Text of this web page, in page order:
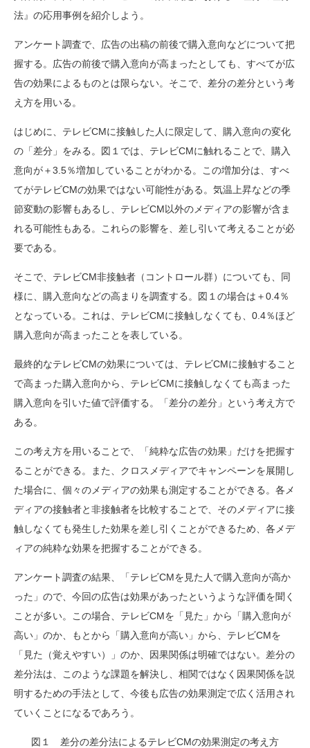
法』の応用事例を紹介しよう。
アンケート調査で、広告の出稿の前後で購入意向などについて把
握する。広告の前後で購入意向が高まったとしても、すべてが広
告の効果によるものとは限らない。そこで、差分の差分という考
え方を用いる。
はじめに、テレビCMに接触した人に限定して、購入意向の変化
の「差分」をみる。図１では、テレビCMに触れることで、購入
意向が＋3.5％増加していることがわかる。この増加分は、すべ
てがテレビCMの効果ではない可能性がある。気温上昇などの季
節変動の影響もあるし、テレビCM以外のメディアの影響が含ま
れる可能性もある。これらの影響を、差し引いて考えることが必
要である。
そこで、テレビCM非接触者（コントロール群）についても、同
様に、購入意向などの高まりを調査する。図１の場合は＋0.4％
となっている。これは、テレビCMに接触しなくても、0.4％ほど
購入意向が高まったことを表している。
最終的なテレビCMの効果については、テレビCMに接触すること
で高まった購入意向から、テレビCMに接触しなくても高まった
購入意向を引いた値で評価する。「差分の差分」という考え方で
ある。
この考え方を用いることで、「純粋な広告の効果」だけを把握す
ることができる。また、クロスメディアでキャンペーンを展開し
た場合に、個々のメディアの効果も測定することができる。各メ
ディアの接触者と非接触者を比較することで、そのメディアに接
触しなくても発生した効果を差し引くことができるため、各メデ
ィアの純粋な効果を把握することができる。
アンケート調査の結果、「テレビCMを見た人で購入意向が高か
った」ので、今回の広告は効果があったというような評価を聞く
ことが多い。この場合、テレビCMを「見た」から「購入意向が
高い」のか、もとから「購入意向が高い」から、テレビCMを
「見た（覚えやすい）」のか、因果関係は明確ではない。差分の
差分法は、このような課題を解決し、相関ではなく因果関係を説
明するための手法として、今後も広告の効果測定で広く活用され
ていくことになるであろう。
図１ 差分の差分法によるテレビCMの効果測定の考え方